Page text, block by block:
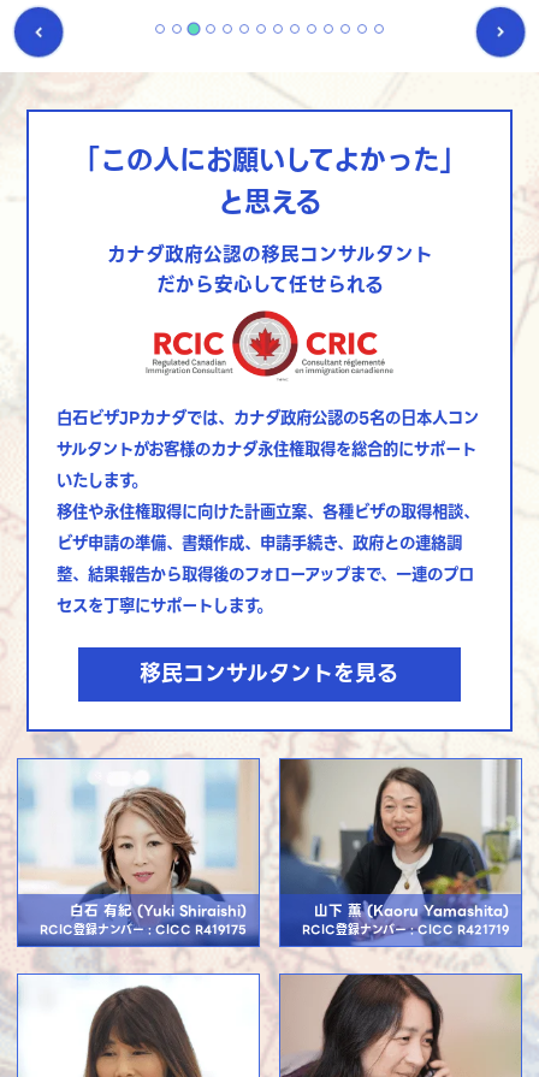
「この人にお願いしてよかった」
と思える
カナダ政府公認の移民コンサルタント
だから安心して任せられる
白石ビザJPカナダでは、カナダ政府公認の5名の日本人コン
サルタントがお客様のカナダ永住権取得を総合的にサポート
いたします。
移住や永住権取得に向けた計画立案、各種ビザの取得相談、
ビザ申請の準備、書類作成、申請手続き、政府との連絡調
整、結果報告から取得後のフォローアップまで、 一連のプロ
セスを丁寧にサポートします。
移民コンサルタントを見る
白石 有紀 (Yuki Shiraishi)
RCIC登録ナンバー : CICC R419175
山下 薫 (Kaoru Yamashita)
RCIC登録ナンバー : CICC R421719